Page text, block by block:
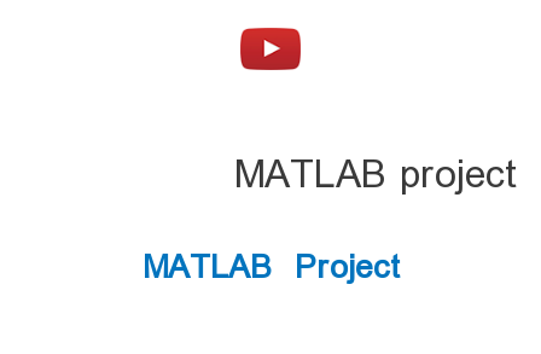
MATLAB project
MATLAB Project